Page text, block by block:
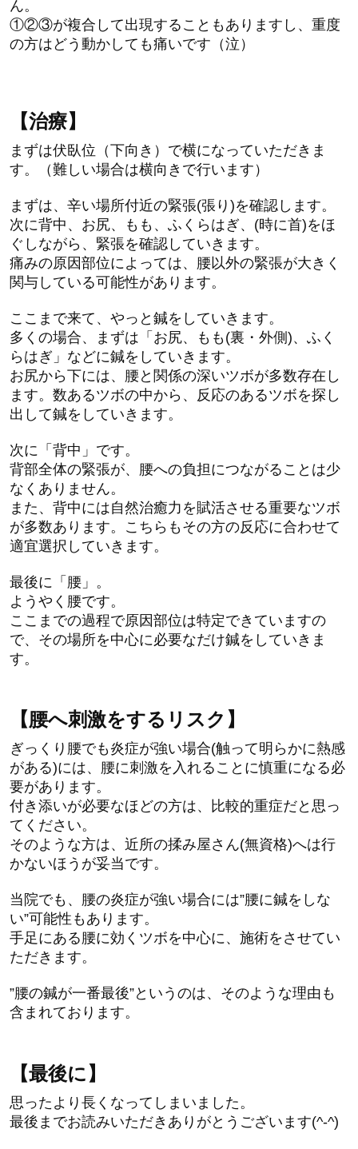
ん。
①②③が複合して出現することもありますし、重度
の方はどう動かしても痛いです（泣）
【治療】
まずは伏臥位（下向き）で横になっていただきま
す。（難しい場合は横向きで行います）
まずは、辛い場所付近の緊張(張り)を確認します。
次に背中、お尻、もも、ふくらはぎ、(時に首)をほ
ぐしながら、緊張を確認していきます。
痛みの原因部位によっては、腰以外の緊張が大きく
関与している可能性があります。
ここまで来て、やっと鍼をしていきます。
多くの場合、まずは「お尻、もも(裏・外側)、ふく
らはぎ」などに鍼をしていきます。
お尻から下には、腰と関係の深いツボが多数存在し
ます。数あるツボの中から、反応のあるツボを探し
出して鍼をしていきます。
次に「背中」です。
背部全体の緊張が、腰への負担につながることは少
なくありません。
また、背中には自然治癒力を賦活させる重要なツボ
が多数あります。こちらもその方の反応に合わせて
適宜選択していきます。
最後に「腰」。
ようやく腰です。
ここまでの過程で原因部位は特定できていますの
で、その場所を中心に必要なだけ鍼をしていきま
す。
【腰へ刺激をするリスク】
ぎっくり腰でも炎症が強い場合(触って明らかに熱感
がある)には、腰に刺激を入れることに慎重になる必
要があります。
付き添いが必要なほどの方は、比較的重症だと思っ
てください。
そのような方は、近所の揉み屋さん(無資格)へは行
かないほうが妥当です。
当院でも、腰の炎症が強い場合には”腰に鍼をしな
い”可能性もあります。
手足にある腰に効くツボを中心に、施術をさせてい
ただきます。
”腰の鍼が一番最後”というのは、そのような理由も
含まれております。
【最後に】
思ったより長くなってしまいました。
最後までお読みいただきありがとうございます(^-^)